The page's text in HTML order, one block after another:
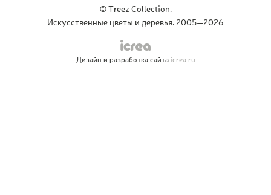
© Treez Collection.
Искусственные цветы и деревья. 2005—2026
Дизайн и разработка сайтаicrea.ru